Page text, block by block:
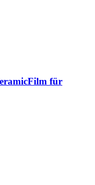
für